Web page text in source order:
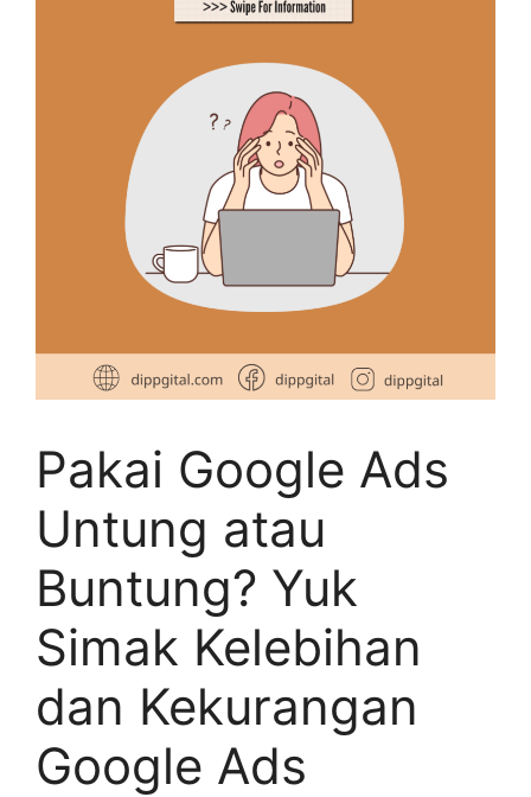
Pakai Google Ads
Untung atau
Buntung? Yuk
Simak Kelebihan
dan Kekurangan
Google Ads